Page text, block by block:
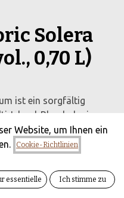
Solera
0,70 L)
ist ein sorgfältig
Island-Blend, der in
wird, um das legendäre
% vol. in moderner
Alle Preise inkl.
Website, um Ihnen ein
Cookie-Richtlinien
essentielle Ich stimme zu